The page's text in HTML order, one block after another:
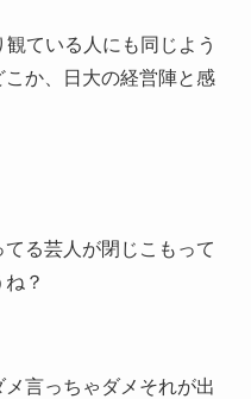
ている人にも同じよう
か、日大の経営陣と感
る芸人が閉じこもって
？
言っちゃダメそれが出